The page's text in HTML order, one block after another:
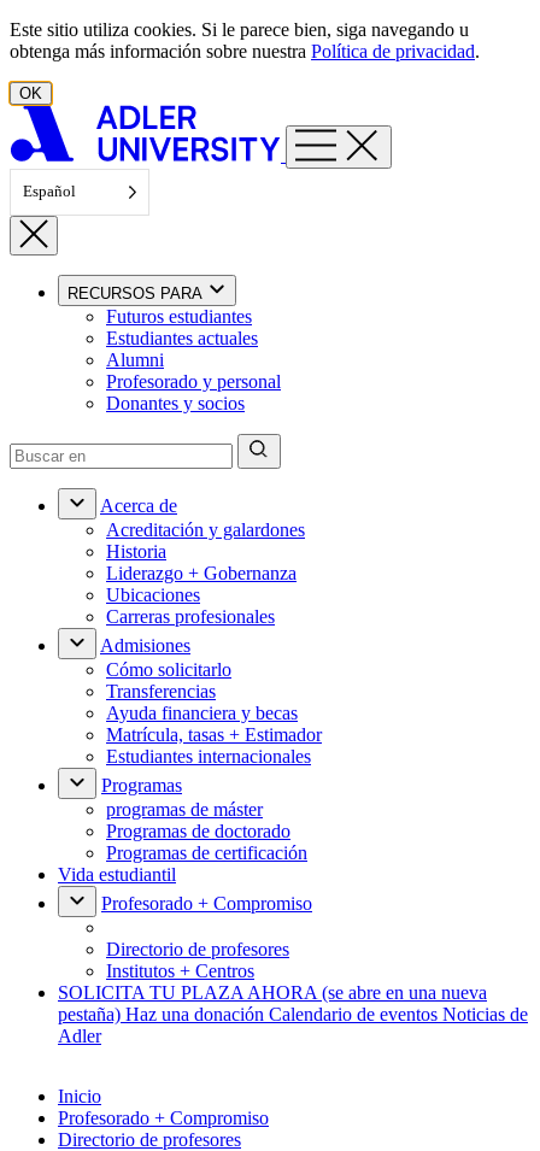
Ir al contenido
Este sitio utiliza cookies. Si le parece bien, siga navegando u
obtenga más información sobre nuestra Política de privacidad.
OK
Español
RECURSOS PARA
Futuros estudiantes
Estudiantes actuales
Alumni
Profesorado y personal
Donantes y socios
Acerca de
Acreditación y galardones
Historia
Liderazgo + Gobernanza
Ubicaciones
Carreras profesionales
Admisiones
Cómo solicitarlo
Transferencias
Ayuda financiera y becas
Matrícula, tasas + Estimador
Estudiantes internacionales
Programas
programas de máster
Programas de doctorado
Programas de certificación
Vida estudiantil
Profesorado + Compromiso
Directorio de profesores
Institutos + Centros
SOLICITA TU PLAZA AHORA (se abre en una nueva
pestaña) Haz una donación Calendario de eventos Noticias de
Adler
Inicio
Profesorado + Compromiso
Directorio de profesores